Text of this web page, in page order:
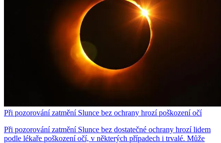
Při pozorování zatmění Slunce bez ochrany hrozí poškození očí
Při pozorování zatmění Slunce bez dostatečné ochrany hrozí lidem
podle lékaře poškození očí, v některých případech i trvalé. Může